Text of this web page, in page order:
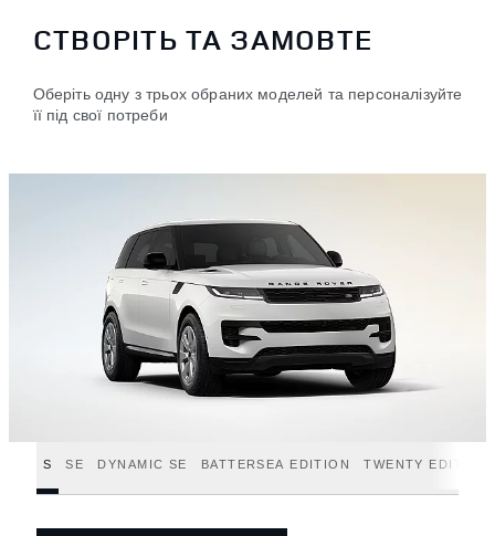
СТВОРІТЬ ТА ЗАМОВТЕ
Оберіть одну з трьох обраних моделей та персоналізуйте
її під свої потреби
S SE DYNAMIC SE BATTERSEA EDITION TWENTY EDITION